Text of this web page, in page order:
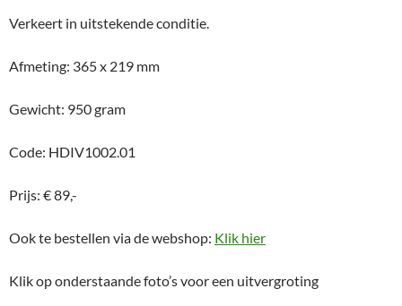
Verkeert in uitstekende conditie.
Afmeting: 365 x 219 mm
Gewicht: 950 gram
Code: HDIV1002.01
Prijs: € 89,-
Ook te bestellen via de webshop: Klik hier
Klik op onderstaande foto’s voor een uitvergroting